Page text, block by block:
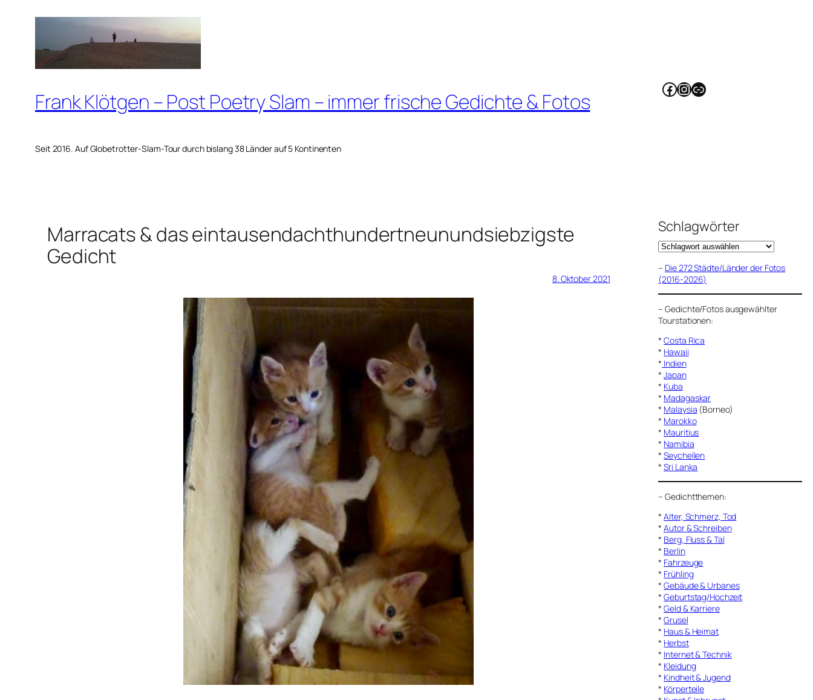
springen
Frank Klötgen – Post Poetry Slam – immer frische Gedichte & Fotos
Seit 2016. Auf Globetrotter-Slam-Tour durch bislang 38 Länder auf 5 Kontinenten
Facebook
Instagram
Link
Marracats & das eintausendachthundertneunundsiebzigste
Gedicht
8. Oktober 2021
Schlagwörter
– Die 272 Städte/Länder der Fotos
(2016-2026)
–Gedichte/Fotos ausgewählter
Tourstationen:
*Costa Rica
* Hawaii
* Indien
*Japan
* Kuba
* Madagaskar
* Malaysia (Borneo)
* Marokko
* Mauritius
* Namibia
*Seychellen
*Sri Lanka
–Gedichtthemen:
*Alter, Schmerz, Tod
*Autor & Schreiben
* Berg, Fluss & Tal
* Berlin
* Fahrzeuge
* Frühling
*Gebäude & Urbanes
*Geburtstag/Hochzeit
*Geld & Karriere
*Grusel
* Haus & Heimat
* Herbst
* Internet & Technik
* Kleidung
* Kindheit & Jugend
* Körperteile